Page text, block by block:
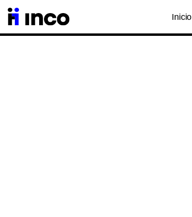
Inicio